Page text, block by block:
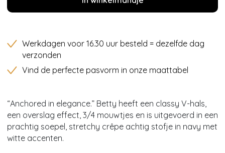
Werkdagen voor 16.30 uur besteld = dezelfde dag
verzonden
Vind de perfecte pasvorm in onze maattabel
“Anchored in elegance.” Betty heeft een classy V-hals,
een overslag effect, 3/4 mouwtjes en is uitgevoerd in een
prachtig soepel, stretchy crêpe achtig stofje in navy met
witte accenten.